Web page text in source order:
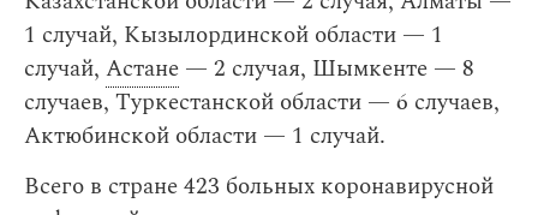
1 случай, Кызылординской области — 1
случай, Астане — 2 случая, Шымкенте — 8
случаев, Туркестанской области — 6 случаев,
Актюбинской области — 1 случай.
Всего в стране 423 больных коронавирусной